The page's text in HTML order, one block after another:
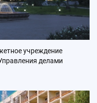
учреждение
делами